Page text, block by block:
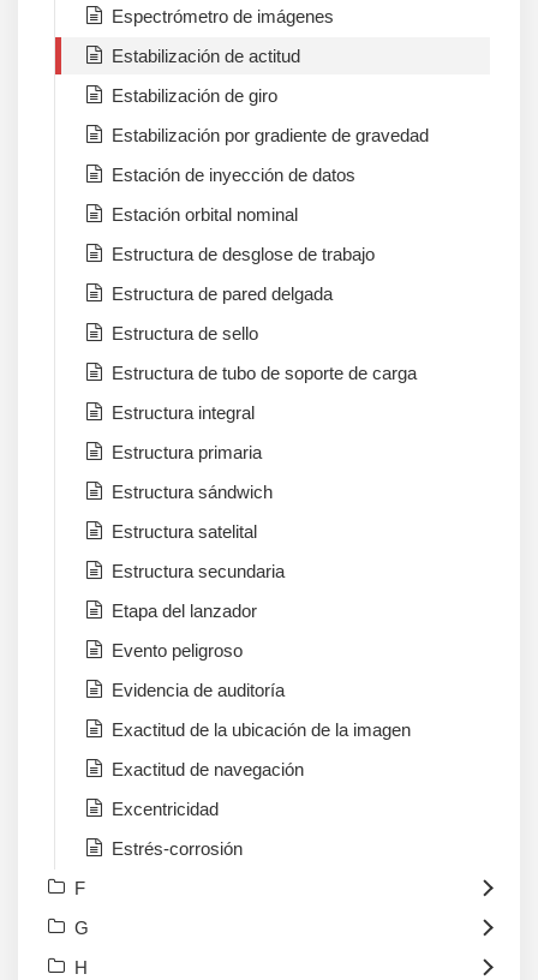
Espectrómetro de imágenes
Estabilización de actitud
Estabilización de giro
Estabilización por gradiente de gravedad
Estación de inyección de datos
Estación orbital nominal
Estructura de desglose de trabajo
Estructura de pared delgada
Estructura de sello
Estructura de tubo de soporte de carga
Estructura integral
Estructura primaria
Estructura sándwich
Estructura satelital
Estructura secundaria
Etapa del lanzador
Evento peligroso
Evidencia de auditoría
Exactitud de la ubicación de la imagen
Exactitud de navegación
Excentricidad
Estrés-corrosión
F
G
H